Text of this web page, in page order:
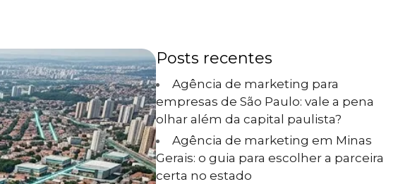
Posts recentes
Agência de marketing para
empresas de São Paulo: vale a pena
olhar além da capital paulista?
Agência de marketing em Minas
Gerais: o guia para escolher a parceira
certa no estado